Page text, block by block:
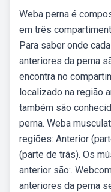
Weba perna é
em três
Para saber onde
anteriores da perna
encontra no
localizado na região
também são
perna. Weba
regiões: Anterior
(parte de trás). Os
anterior são:.
anteriores da perna